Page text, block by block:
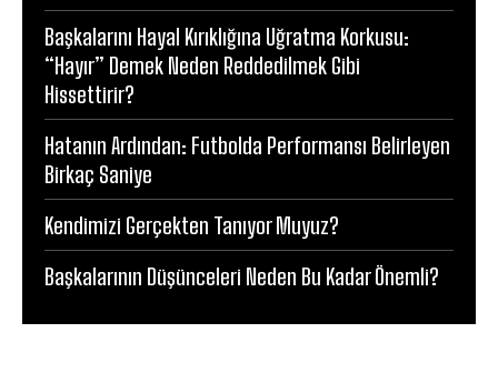
Başkalarını Hayal Kırıklığına Uğratma Korkusu:
“Hayır” Demek Neden Reddedilmek Gibi
Hissettirir?
Hatanın Ardından: Futbolda Performansı Belirleyen
Birkaç Saniye
Kendimizi Gerçekten Tanıyor Muyuz?
Başkalarının Düşünceleri Neden Bu Kadar Önemli?